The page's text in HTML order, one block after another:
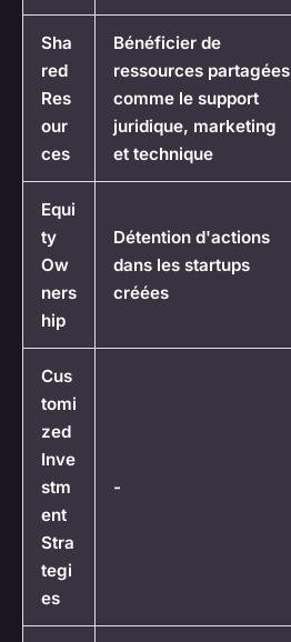
Sha
red
Res
our
ces
Bénéficier de
ressources partagées
comme le support
juridique, marketing
et technique
Equi
ty
Ow
ners
hip
Détention d'actions
dans les startups
créées
Cus
tomi
zed
Inve
stm
ent
Stra
tegi
es
-